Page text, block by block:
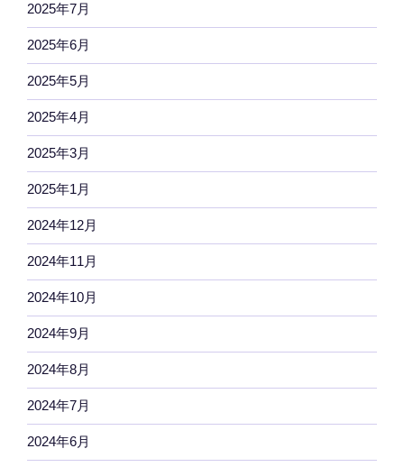
2025年7月
2025年6月
2025年5月
2025年4月
2025年3月
2025年1月
2024年12月
2024年11月
2024年10月
2024年9月
2024年8月
2024年7月
2024年6月